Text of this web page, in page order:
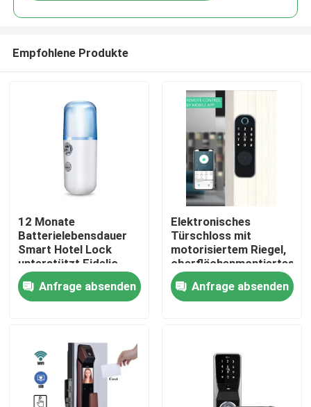
EINREICHUNGEN
Produkte
Videos
Empfohlene Produkte
12 Monate
Batterielebensdauer
Smart Hotel Lock
unterstützt Fidelio
Opera Andere mit
einem Gewicht von 15
kg geeignet für
Anfrage absenden
Elektronisches
Türschloss mit
motorisiertem Riegel,
oberflächenmontiertes
elektronisches
Tastatur-
Zugangssystem,
Anfrage absenden